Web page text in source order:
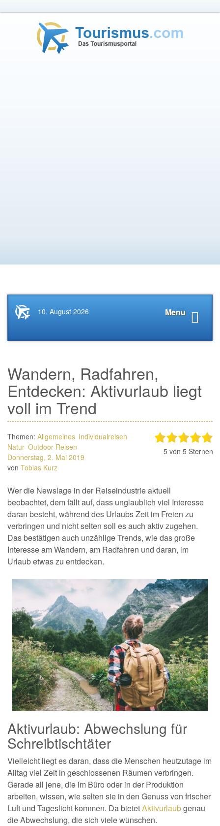
Startseite
News.Tourismus.com
Menu
10. August 2026
Wandern, Radfahren,
Entdecken: Aktivurlaub liegt
voll im Trend
Themen: Allgemeines Individualreisen
Natur Outdoor Reisen
Donnerstag, 2. Mai 2019
von Tobias Kurz
5 von 5 Sternen
Wer die Newslage in der Reiseindustrie aktuell
beobachtet, dem fällt auf, dass unglaublich viel Interesse
daran besteht, während des Urlaubs Zeit im Freien zu
verbringen und nicht selten soll es auch aktiv zugehen.
Das bestätigen auch unzählige Trends, wie das große
Interesse am Wandern, am Radfahren und daran, im
Urlaub etwas zu entdecken.
Aktivurlaub: Abwechslung für
Schreibtischtäter
Vielleicht liegt es daran, dass die Menschen heutzutage im
Alltag viel Zeit in geschlossenen Räumen verbringen.
Gerade all jene, die im Büro oder in der Produktion
arbeiten, wissen, wie selten sie in den Genuss von frischer
Luft und Tageslicht kommen. Da bietetAktivurlaubgenau
die Abwechslung, die sich viele wünschen.